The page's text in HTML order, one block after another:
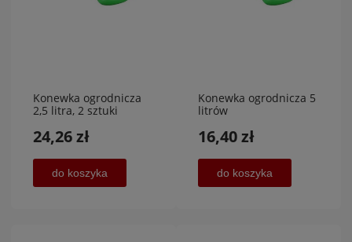
Konewka ogrodnicza
2,5 litra, 2 sztuki
24,26 zł
do koszyka
Konewka ogrodnicza 5
litrów
16,40 zł
do koszyka